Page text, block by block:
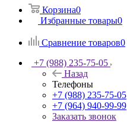
Корзина0
Избранные товары0
Сравнение товаров0
+7 (988) 235-75-05
Назад
Телефоны
+7 (988) 235-75-05
+7 (964) 940-99-99
Заказать звонок